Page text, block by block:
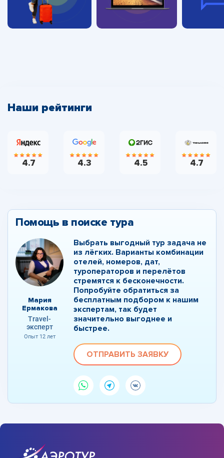
Наши рейтинги
4.7 4.3 4.5 4.7
Помощь в поиске тура
Мария
Ермакова
Travel-
эксперт
Опыт 12 лет
Выбрать выгодный тур задача не
из лёгких. Варианты комбинации
отелей, номеров, дат,
туроператоров и перелётов
стремятся к бесконечности.
Попробуйте обратиться за
бесплатным подбором к нашим
экспертам, так будет
значительно выгоднее и
быстрее.
ОТПРАВИТЬ ЗАЯВКУ